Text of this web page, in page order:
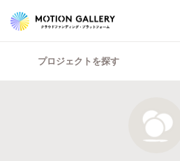
プロジェクトを探す